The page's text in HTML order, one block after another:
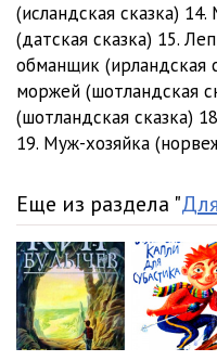
Строитель Гоб
Ханс-силач
(исландская сказка)
(датская сказка) 15.
обманщик (ирландская
моржей (шотландская
(шотландская сказка)
19. Муж-хозяйка
Еще из раздела "